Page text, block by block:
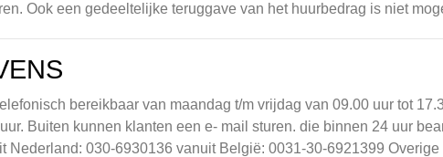
Ook een gedeeltelijke teruggave van het huurbedrag is niet
bereikbaar van maandag t/m vrijdag van 09.00 uur tot
Buiten kunnen klanten een e- mail sturen. die binnen 24 uur
Nederland: 030-6930136 vanuit België: 0031-30-6921399